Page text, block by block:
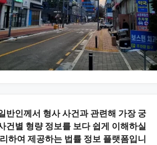
반인께서 형사 사건과 관련해 가장 궁
건별 형량 정보를 보다 쉽게 이해하실
하여 제공하는 법률 정보 플랫폼입니